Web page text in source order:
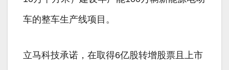
车的整车生产线项目。
立马科技承诺，在取得6亿股转增股票且上市